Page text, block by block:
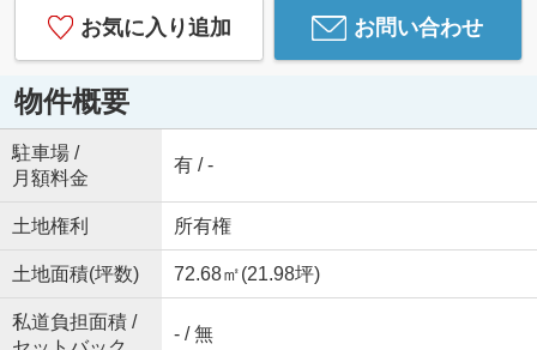
お気に入り追加 お問い合わせ
物件概要
駐車場 /
月額料金
有 / -
土地権利 所有権
土地面積(坪数) 72.68㎡(21.98坪)
私道負担面積 /
- / 無